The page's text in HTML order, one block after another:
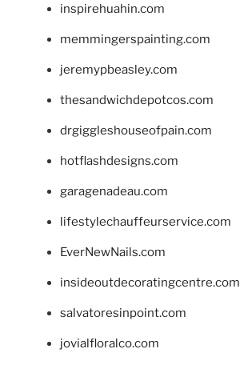
inspirehuahin.com
memmingerspainting.com
jeremypbeasley.com
thesandwichdepotcos.com
drgiggleshouseofpain.com
hotflashdesigns.com
garagenadeau.com
lifestylechauffeurservice.com
EverNewNails.com
insideoutdecoratingcentre.com
salvatoresinpoint.com
jovialfloralco.com